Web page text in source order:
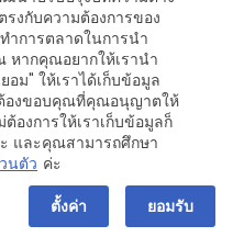
สิทธิ์ และเชิญทีมงาน วิธีการ
หรับทีมงาน)
Company Limited
รงกับความต้องการของ
ำการตลาดในการนำ
หากคุณอยากให้เรานำ
ม" ให้เราได้เก็บข้อมูล
ต้องขอบคุณที่คุณอนุญาตให้
องการให้เราเก็บข้อมูลก็
และคุณสามารถศึกษา
นตัว ค่ะ
ตั้งค่า
ยอมรับ